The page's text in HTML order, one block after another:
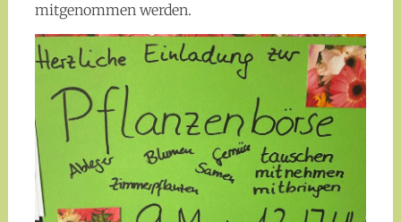
mitgenommen werden.